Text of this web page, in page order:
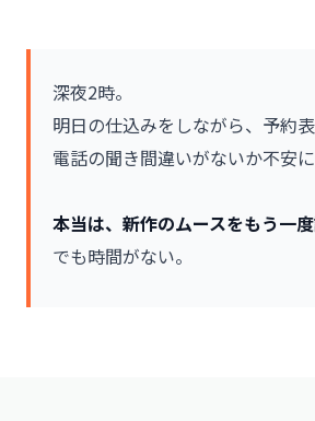
深夜2時。
明日の仕込みをしながら、予約表
電話の聞き間違いがないか不安に
本当は、新作のムースをもう一度
でも時間がない。